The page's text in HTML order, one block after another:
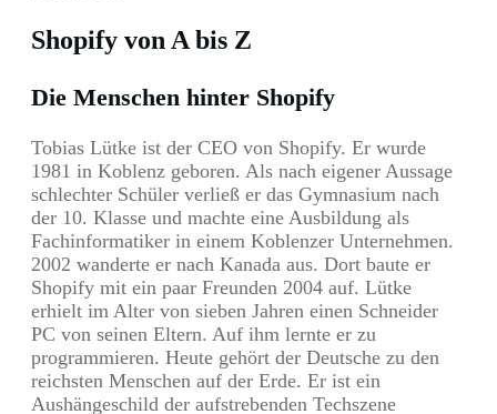
Shopify von A bis Z
Die Menschen hinter Shopify
Tobias Lütke ist der CEO von Shopify. Er wurde
1981 in Koblenz geboren. Als nach eigener Aussage
schlechter Schüler verließ er das Gymnasium nach
der 10. Klasse und machte eine Ausbildung als
Fachinformatiker in einem Koblenzer Unternehmen.
2002 wanderte er nach Kanada aus. Dort baute er
Shopify mit ein paar Freunden 2004 auf. Lütke
erhielt im Alter von sieben Jahren einen Schneider
PC von seinen Eltern. Auf ihm lernte er zu
programmieren. Heute gehört der Deutsche zu den
reichsten Menschen auf der Erde. Er ist ein
Aushängeschild der aufstrebenden Techszene